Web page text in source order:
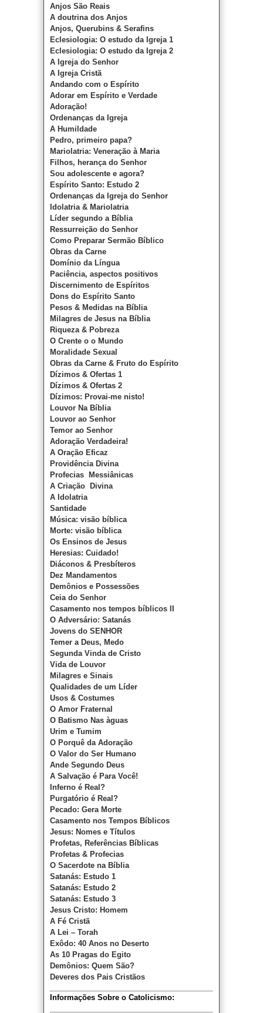
Anjos São Reais
A doutrina dos Anjos
Anjos, Querubins & Serafins
Eclesiologia: O estudo da Igreja 1
Eclesiologia: O estudo da Igreja 2
A Igreja do Senhor
A Igreja Cristã
Andando com o Espírito
Adorar em Espírito e Verdade
Adoração!
Ordenanças da Igreja
A Humildade
Pedro, primeiro papa?
Mariolatria: Veneração à Maria
Filhos, herança do Senhor
Sou adolescente e agora?
Espírito Santo: Estudo 2
Ordenanças da Igreja do Senhor
Idolatria & Mariolatria
Líder segundo a Bíblia
Ressurreição do Senhor
Como Preparar Sermão Bíblico
Obras da Carne
Domínio da Língua
Paciência, aspectos positivos
Discernimento de Espíritos
Dons do Espírito Santo
Pesos & Medidas na Bíblia
Milagres de Jesus na Bíblia
Riqueza & Pobreza
O Crente o o Mundo
Moralidade Sexual
Obras da Carne & Fruto do Espírito
Dízimos & Ofertas 1
Dízimos & Ofertas 2
Dízimos: Provai-me nisto!
Louvor Na Bíblia
Louvor ao Senhor
Temor ao Senhor
Adoração Verdadeira!
A Oração Eficaz
Providência Divina
Profecias Messiânicas
A Criação Divina
A Idolatria
Santidade
Música: visão bíblica
Morte: visão bíblica
Os Ensinos de Jesus
Heresias: Cuidado!
Diáconos & Presbíteros
Dez Mandamentos
Demônios e Possessões
Ceia do Senhor
Casamento nos tempos bíblicos II
O Adversário: Satanás
Jovens do SENHOR
Temer a Deus, Medo
Segunda Vinda de Cristo
Vida de Louvor
Milagres e Sinais
Qualidades de um Líder
Usos & Costumes
O Amor Fraternal
O Batismo Nas àguas
Urim e Tumim
O Porquê da Adoração
O Valor do Ser Humano
Ande Segundo Deus
A Salvação é Para Você!
Inferno é Real?
Purgatório é Real?
Pecado: Gera Morte
Casamento nos Tempos Bíblicos
Jesus: Nomes e Títulos
Profetas, Referências Bíblicas
Profetas & Profecias
O Sacerdote na Bíblia
Satanás: Estudo 1
Satanás: Estudo 2
Satanás: Estudo 3
Jesus Cristo: Homem
A Fé Cristã
A Lei – Torah
Exôdo: 40 Anos no Deserto
As 10 Pragas do Egito
Demônios: Quem São?
Deveres dos Pais Cristãos
Informações Sobre o Catolicismo: